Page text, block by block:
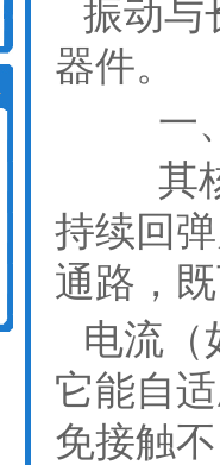
振动与
器件。
一、
其核
持续回
通路，
电流（
它能自
免接触